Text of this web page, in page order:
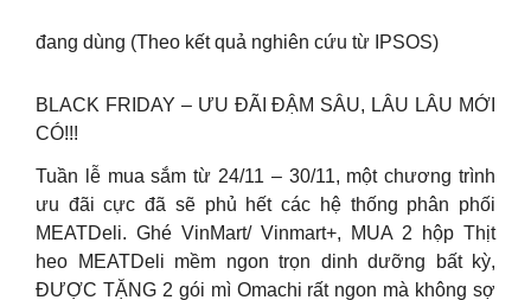
đang dùng (Theo kết quả nghiên cứu từ IPSOS)
BLACK FRIDAY – ƯU ĐÃI ĐẬM SÂU, LÂU LÂU MỚI
CÓ!!!
Tuần lễ mua sắm từ 24/11 – 30/11, một chương trình
ưu đãi cực đã sẽ phủ hết các hệ thống phân phối
MEATDeli. Ghé VinMart/ Vinmart+, MUA 2 hộp Thịt
heo MEATDeli mềm ngon trọn dinh dưỡng bất kỳ,
ĐƯỢC TẶNG 2 gói mì Omachi rất ngon mà không sợ